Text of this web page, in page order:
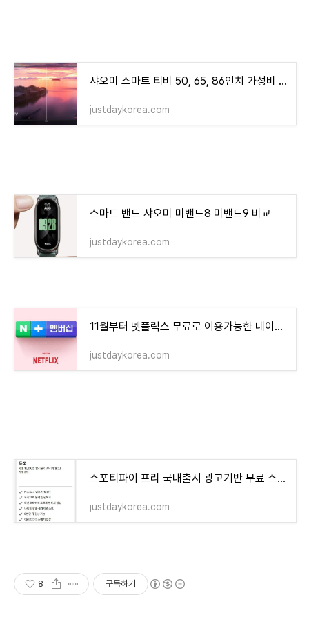
샤오미 스마트 티비 50, 65, 86인치 가성비 모델은?
justdaykorea.com
스마트 밴드 샤오미 미밴드8 미밴드9 비교
justdaykorea.com
11월부터 넷플릭스 무료로 이용가능한 네이버 플러스멤버십 혜택은?
justdaykorea.com
스포티파이 프리 국내출시 광고기반 무료 스트리밍 사용방법
justdaykorea.com
8 구독하기